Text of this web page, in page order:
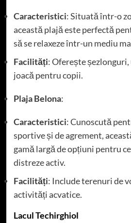
Caracteristici: Situată într-o
această plajă este perfectă
să se relaxeze într-un mediu
Facilități: Oferește șezlonguri,
joacă pentru copii.
Plaja Belona:
Caracteristici: Cunoscută
sportive și de agrement,
gamă largă de opțiuni pentru
distreze activ.
Facilități: Include terenuri de
activități acvatice.
Lacul Techirghiol